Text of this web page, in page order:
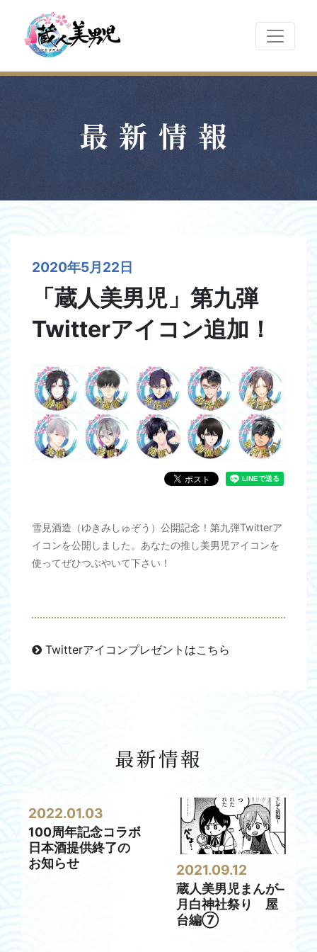
最新情報
2020年5月22日
「蔵人美男児」第九弾
Twitterアイコン追加！
雪見酒造（ゆきみしゅぞう）公開記念！第九弾Twitterア
イコンを公開しました。あなたの推し美男児アイコンを
使ってぜひつぶやいて下さい！
Twitterアイコンプレゼントはこちら
最新情報
2022.01.03
100周年記念コラボ
日本酒提供終了の
お知らせ
2021.09.12
蔵人美男児まんが–
月白神社祭り 屋
台編⑦